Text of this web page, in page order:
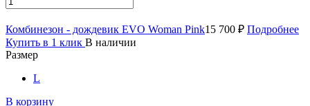
Комбинезон - дождевик EVO Woman Pink15 700 ₽ Подробнее
Купить в 1 клик В наличии
Размер
L
В корзину